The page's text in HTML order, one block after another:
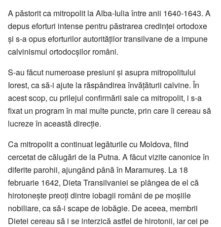
A păstorit ca mitropolit la Alba-Iulia între anii 1640-1643. A
depus eforturi intense pentru păstrarea credinței ortodoxe
și s-a opus eforturilor autorităților transilvane de a impune
calvinismul ortodocșilor români.
S-au făcut numeroase presiuni și asupra mitropolitului
Iorest, ca să-i ajute la răspândirea învățăturii calvine. În
acest scop, cu prilejul confirmării sale ca mitropolit, i s-a
fixat un program în mai multe puncte, prin care îi cereau să
lucreze în această direcție.
Ca mitropolit a continuat legăturile cu Moldova, fiind
cercetat de călugări de la Putna. A făcut vizite canonice în
diferite parohii, ajungând până în Maramureș. La 18
februarie 1642, Dieta Transilvaniei se plângea de el că
hirotonește preoți dintre iobagii români de pe moșiile
nobiliare, ca să-i scape de iobăgie. De aceea, membrii
Dietei cereau să i se interzică astfel de hirotonii, iar cei pe